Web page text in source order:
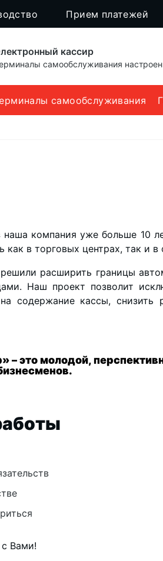
Прием платежей
кассир
самообслуживания
самообслуживания
компания уже больше 10
в торговых центрах, так и
расширить границы
Наш проект позволит
содержание кассы,
– это молодой,
Вами!